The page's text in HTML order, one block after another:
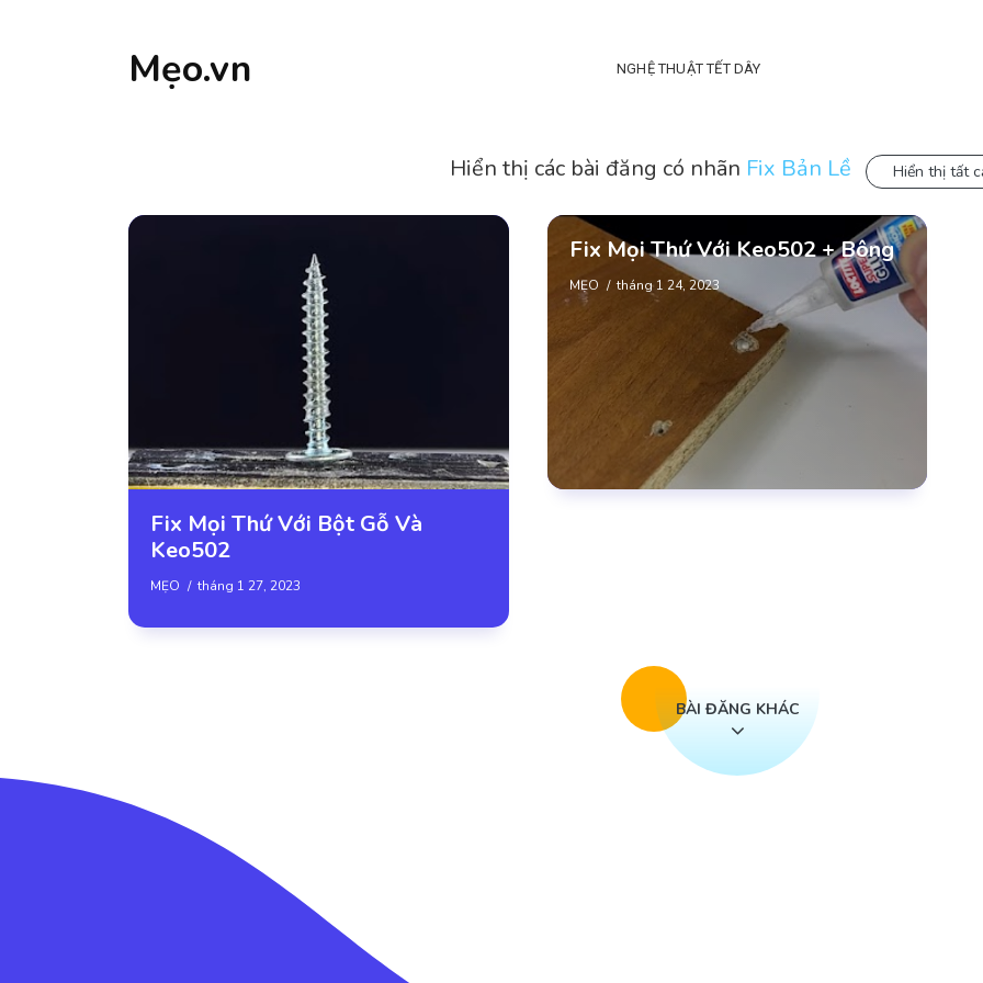
Mẹo.vn NGHỆ THUẬT TẾT DÂY
Hiển thị các bài đăng có nhãn Fix Bản Lề Hiển thị tất
Fix Mọi Thứ Với Bột Gỗ Và
Keo502
MẸO tháng 1 27, 2023
Fix Mọi Thứ Với Keo502 + Bông
MẸO tháng 1 24, 2023
BÀI ĐĂNG KHÁC